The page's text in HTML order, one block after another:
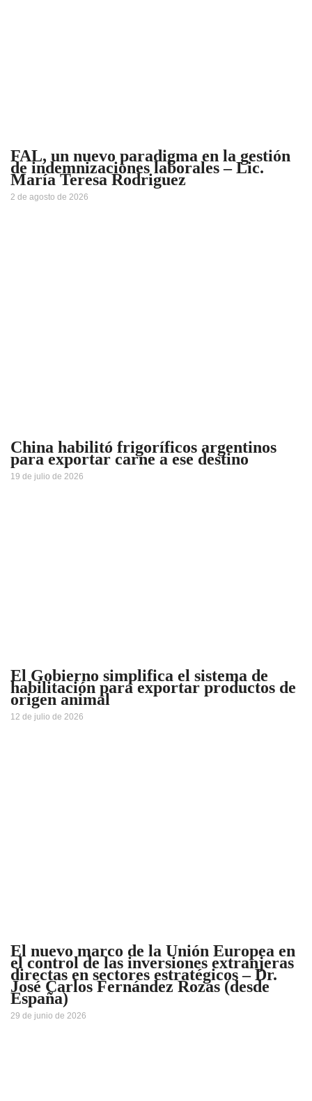
FAL, un nuevo paradigma en la gestión
de indemnizaciones laborales – Lic.
María Teresa Rodriguez
2 de agosto de 2026
China habilitó frigoríficos argentinos
para exportar carne a ese destino
19 de julio de 2026
El Gobierno simplifica el sistema de
habilitación para exportar productos de
origen animal
12 de julio de 2026
El nuevo marco de la Unión Europea en
el control de las inversiones extranjeras
directas en sectores estratégicos – Dr.
José Carlos Fernández Rozas (desde
España)
29 de junio de 2026